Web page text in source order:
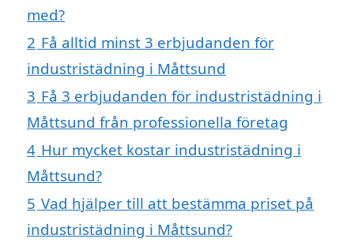
med?
2 Få alltid minst 3 erbjudanden för
industristädning i Måttsund
3 Få 3 erbjudanden för industristädning i
Måttsund från professionella företag
4 Hur mycket kostar industristädning i
Måttsund?
5 Vad hjälper till att bestämma priset på
industristädning i Måttsund?